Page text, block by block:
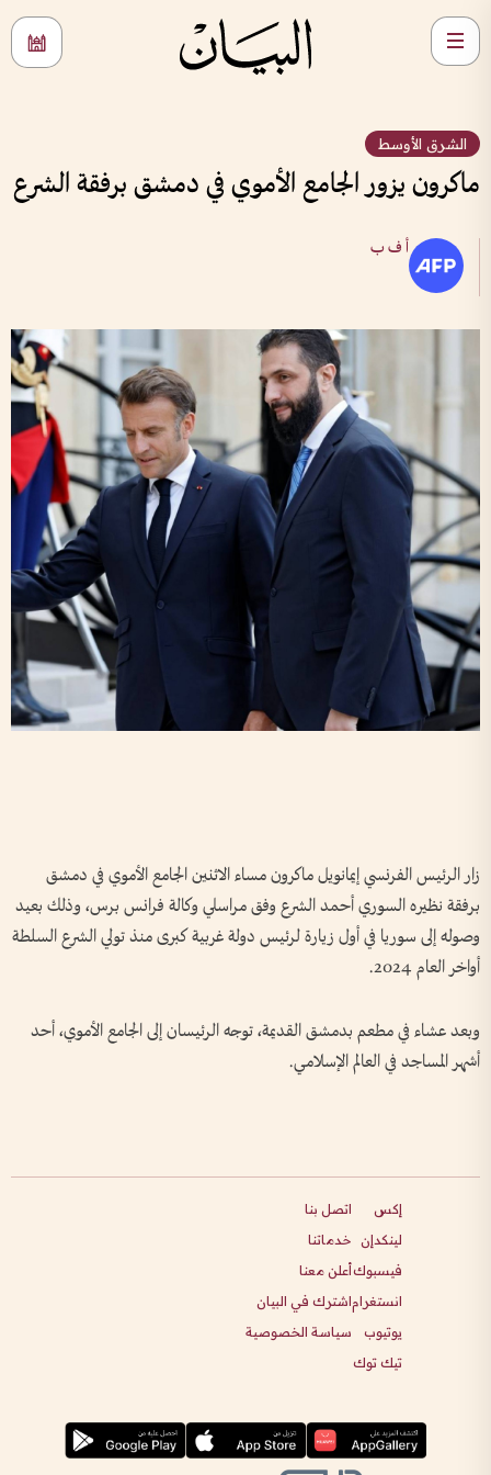
الشرق الأوسط
ماكرون يزور الجامع الأموي في دمشق برفقة الشرع
أ ف ب
زار الرئيس الفرنسي إيمانويل ماكرون مساء الاثنين الجامع الأموي في دمشق
برفقة نظيره السوري أحمد الشرع وفق مراسلي وكالة فرانس برس، وذلك بعيد
وصوله إلى سوريا في أول زيارة لرئيس دولة غربية كبرى منذ تولي الشرع السلطة
أواخر العام 2024.
وبعد عشاء في مطعم بدمشق القديمة، توجه الرئيسان إلى الجامع الأموي، أحد
أشهر المساجد في العالم الإسلامي.
إكس
لينكدإن
فيسبوك
انستغرام
يوتيوب
تيك توك
اتصل بنا
خدماتنا
أعلن معنا
اشترك في البيان
سياسة الخصوصية